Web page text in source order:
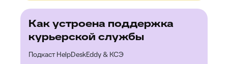
Как устроена поддержка
курьерской службы
Подкаст HelpDeskEddy & КСЭ